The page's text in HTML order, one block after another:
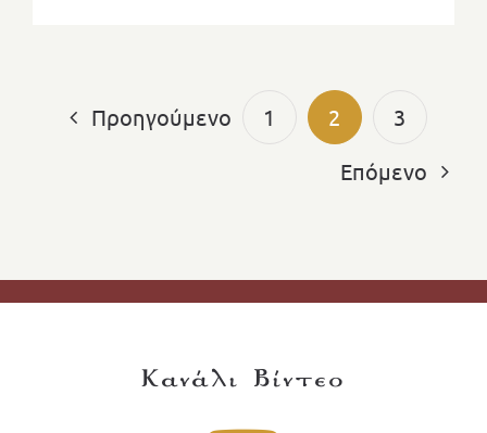
Προηγούμενο 1 2
3
Επόμενο
Κανάλι Βίντεο